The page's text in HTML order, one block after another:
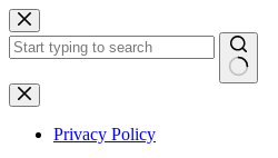
Skip
to
content
No
results
Privacy Policy